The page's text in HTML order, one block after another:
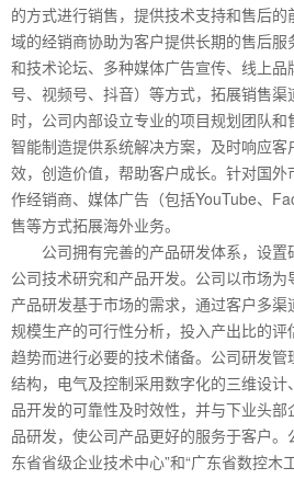
的方式进行销售，提供技术支持和售后
域的经销商协助为客户提供长期的售后
和技术论坛、多种媒体广告宣传、线上
号、视频号、抖音）等方式，拓展销售
时，公司内部设立专业的项目规划团队
智能制造提供系统解决方案，及时响应
效，创造价值，帮助客户成长。针对国
作经销商、媒体广告（包括YouTube、
售等方式拓展海外业务。
公司拥有完善的产品研发体系，设置
公司技术研究和产品开发。公司以市场
产品研发基于市场的需求，通过客户多
规模生产的可行性分析，投入产出比的
趋势而进行必要的技术储备。公司研发
结构，电气及控制采用数字化的三维设
品开发的可靠性及时效性，并与下业头
品研发，使公司产品更好的服务于客户
东省省级企业技术中心”和“广东省数控木